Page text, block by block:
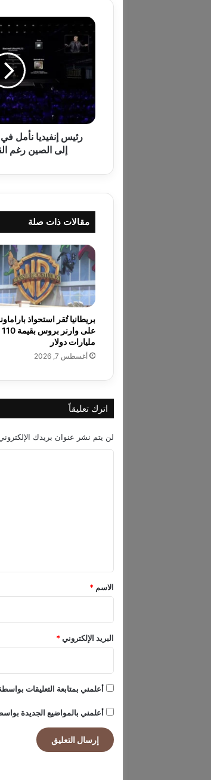
ر
س
ف
ي
د
أ
ف
ي
ب
ي
ع
ر
ق
ا
ق
ب
ل
ا
ي
ل
ل
ى
ل
ق
ي
د
ا
ل
م
ي
ك
رئيس إنفيديا نأمل في
إلى الصين رغم
مقالات ذات صلة
بريطانيا تُقر استحواذ
على وارنر بروس بقيمة 110
مليارات دولار
أغسطس 7, 2026
اترك تعليقاً
لن يتم نشر عنوان بريدك
*
الاسم *
البريد الإلكتروني*
أعلمني بمتابعة التعليقات
أعلمني بالمواضيع الجديدة